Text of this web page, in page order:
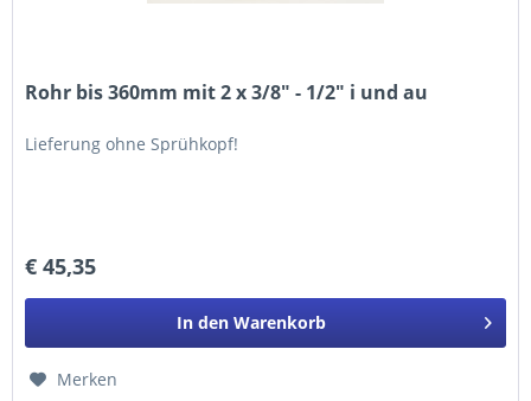
Rohr bis 360mm mit 2 x 3/8" - 1/2" i und au
Lieferung ohne Sprühkopf!
€ 45,35
In den Warenkorb
Merken